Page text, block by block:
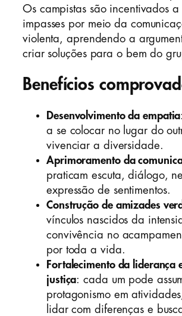
Os campistas são incentivados a
impasses por meio da
violenta, aprendendo a
criar soluções para o bem do
Benefícios
Desenvolvimento da empatia
a se colocar no lugar do
vivenciar a diversidade.
Aprimoramento da
praticam escuta, diálogo,
expressão de sentimentos.
Construção de amizades
vínculos nascidos da
convivência no
por toda a vida.
Fortalecimento da liderança
justiça: cada um pode
protagonismo em
lidar com diferenças e